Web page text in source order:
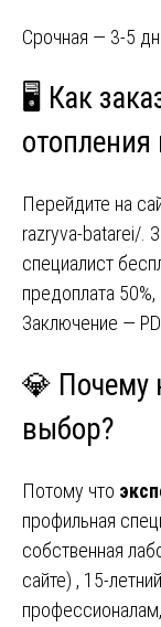
Срочная — 3-5
🖥️ Как
Перейдите на
razryva-batarei/.
специалист
предоплата
Заключение —
💎 Почему
выбор?
Потому что
профильная
собственная
сайте) , 15-